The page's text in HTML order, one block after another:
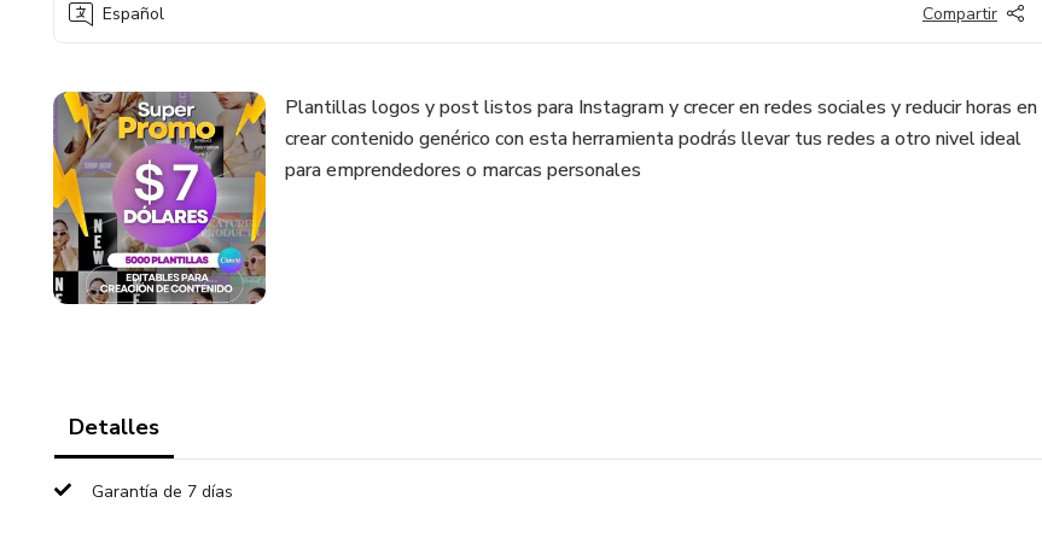
Español Compartir
Plantillas logos y post listos para Instagram y crecer en redes sociales y reducir horas en
crear contenido genérico con esta herramienta podrás llevar tus redes a otro nivel ideal
para emprendedores o marcas personales
Detalles
Garantía de 7 días